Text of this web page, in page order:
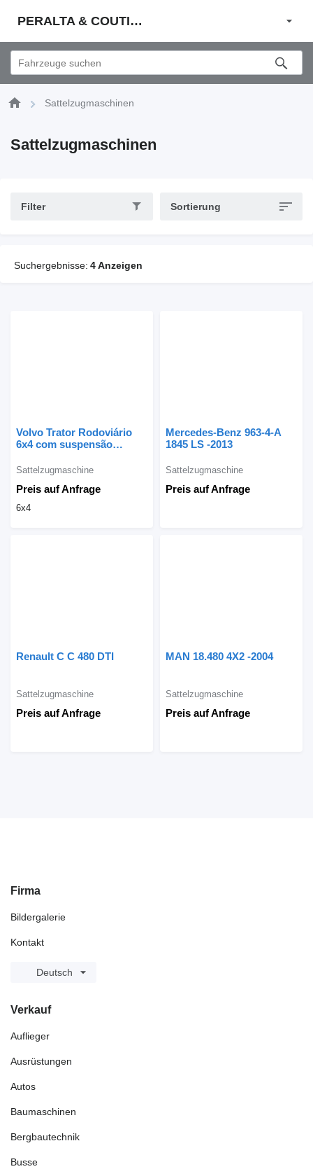
PERALTA & COUTINHO S.A.
Sattelzugmaschinen
Sattelzugmaschinen
Filter Sortierung
Suchergebnisse: 4 Anzeigen
Volvo Trator Rodoviário
6x4 com suspensão
FH
Preis auf Anfrage
Sattelzugmaschine
6x4
Mercedes-Benz 963-4-A
1845 LS -2013
Preis auf Anfrage
Sattelzugmaschine
Renault C C 480 DTI
Preis auf Anfrage
Sattelzugmaschine
MAN 18.480 4X2 -2004
Preis auf Anfrage
Sattelzugmaschine
Firma
Bildergalerie
Kontakt
Deutsch
Verkauf
Auflieger
Ausrüstungen
Autos
Baumaschinen
Bergbautechnik
Busse